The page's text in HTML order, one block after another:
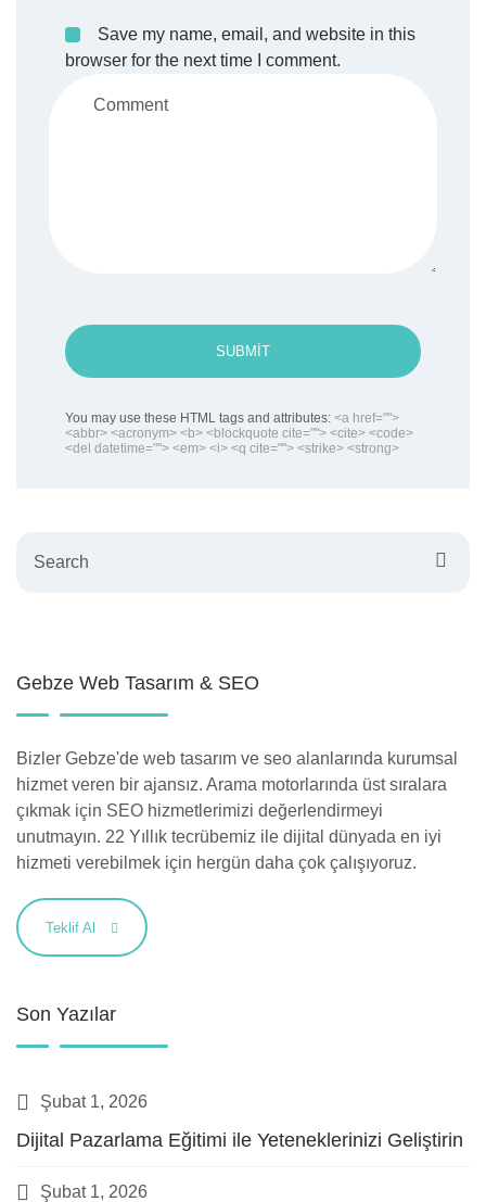
Save my name, email, and website in this
browser for the next time I comment.
SUBMIT
You may use these HTML tags and attributes: <a href="">
<abbr> <acronym> <b> <blockquote cite=""> <cite> <code>
<del datetime=""> <em> <i> <q cite=""> <strike> <strong>
Gebze Web Tasarım & SEO
Bizler Gebze'de web tasarım ve seo alanlarında kurumsal
hizmet veren bir ajansız. Arama motorlarında üst sıralara
çıkmak için SEO hizmetlerimizi değerlendirmeyi
unutmayın. 22 Yıllık tecrübemiz ile dijital dünyada en iyi
hizmeti verebilmek için hergün daha çok çalışıyoruz.
Teklif Al
Son Yazılar
Şubat 1, 2026
Dijital Pazarlama Eğitimi ile Yeteneklerinizi Geliştirin
Şubat 1, 2026